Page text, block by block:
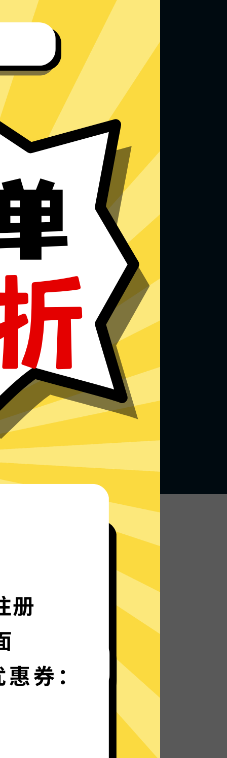
无论何地，无限访问
大加速器的自研发通信协议，使您无论是
路上还是沙发上，都能轻松快速地访问网